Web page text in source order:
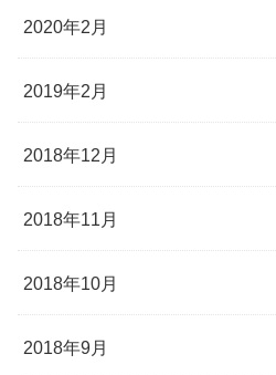
2020年2月
2019年2月
2018年12月
2018年11月
2018年10月
2018年9月